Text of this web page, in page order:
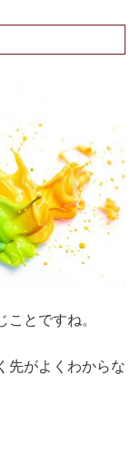
とですね。
先がよくわからな